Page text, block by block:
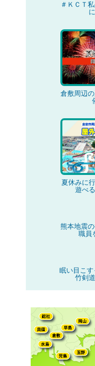
＃ＫＣＴ
倉敷周辺
夏休みに
遊べ
熊本地震
職員
眠い目こ
竹剣